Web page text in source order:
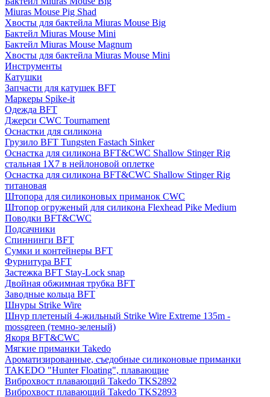
Miuras Mouse Pig Shad
Хвосты для бактейла Miuras Mouse Big
Бактейл Miuras Mouse Mini
Бактейл Miuras Mouse Magnum
Хвосты для бактейла Miuras Mouse Mini
Инструменты
Катушки
Запчасти для катушек BFT
Маркеры Spike-it
Одежда BFT
Джерси CWC Tournament
Оснастки для силикона
Грузило BFT Tungsten Fastach Sinker
Оснастка для силикона BFT&CWC Shallow Stinger Rig
стальная 1X7 в нейлоновой оплетке
Оснастка для силикона BFT&CWC Shallow Stinger Rig
титановая
Штопора для силиконовых приманок CWC
Штопор огруженый для силикона Flexhead Pike Medium
Поводки BFT&CWC
Подсачники
Спиннинги BFT
Сумки и контейнеры BFT
Фурнитура BFT
Застежка BFT Stay-Lock snap
Двойная обжимная трубка BFT
Заводные кольца BFT
Шнуры Strike Wire
Шнур плетеный 4-жильный Strike Wire Extreme 135m -
mossgreen (темно-зеленый)
Якоря BFT&CWC
Мягкие приманки Takedo
Ароматизированные, съедобные силиконовые приманки
TAKEDO "Hunter Floating", плавающие
Виброхвост плавающий Takedo TKS2892
Виброхвост плавающий Takedo TKS2893